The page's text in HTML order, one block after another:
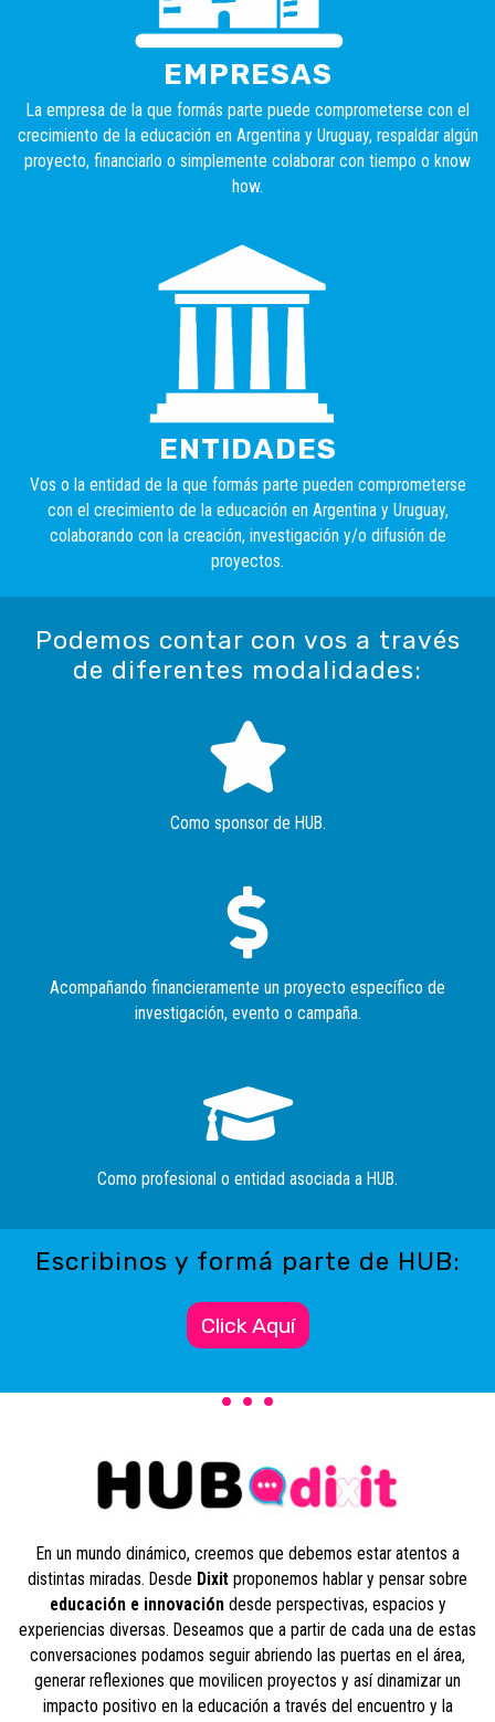
EMPRESAS
La empresa de la que formás parte puede comprometerse con el
crecimiento de la educación en Argentina y Uruguay, respaldar algún
proyecto, financiarlo o simplemente colaborar con tiempo o know
how.
ENTIDADES
Vos o la entidad de la que formás parte pueden comprometerse
con el crecimiento de la educación en Argentina y Uruguay,
colaborando con la creación, investigación y/o difusión de
proyectos.
Podemos contar con vos a través
de diferentes modalidades:
Como sponsor de HUB.
Acompañando financieramente un proyecto específico de
investigación, evento o campaña.
Como profesional o entidad asociada a HUB.
Escribinos y formá parte de HUB:
Click Aquí
En un mundo dinámico, creemos que debemos estar atentos a
distintas miradas. Desde Dixit proponemos hablar y pensar sobre
educación e innovacióndesde perspectivas, espacios y
experiencias diversas. Deseamos que a partir de cada una de estas
conversaciones podamos seguir abriendo las puertas en el área,
generar reflexiones que movilicen proyectos y así dinamizar un
impacto positivo en la educación a través del encuentro y la